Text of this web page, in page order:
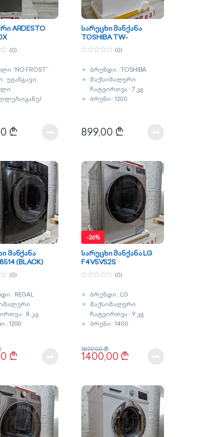
ARDESTO
(0)
“NO FROST”
: უჟანგავი
სიგანე/
: 2 წელი
₾
სარეცხი მანქანა
TOSHIBA TW-
BL70A2UZ(WK)
u
o
(0)
ბრენდი : TOSHIBA
მაქსიმალური
ჩატვირთვა : 7 კგ
ბრუნი : 1200
ძრავი : ინვენტორული
ორთქლით რეცხვა
გარანტია : 5 წელი
899,00 ₾
მანქანა
(BLACK)
(0)
: REGAL
: 8 კგ
: 1200
რეცხვა
: შავი
₾
-26%
სარეცხი მანქანა LG
F4V5VS2S
u
o
(0)
ბრენდი : LG
მაქსიმალური
ჩატვირთვა : 9 კგ
ბრუნი : 1400
AI DD ჭკვიანი
რეცხვის სისტემა
ენერგომოხმარების
კლასი : A+++
ორთქლით რეცხვა
თვითდიაგნოსტიკა
ტელეფონით მართვა
1400,00 ₾
1899,00₾